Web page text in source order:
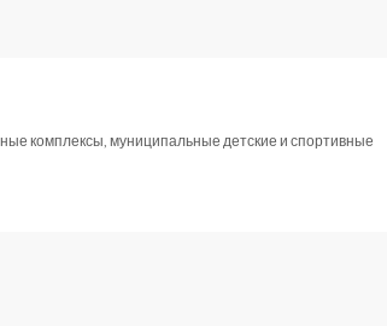
комплексы, муниципальные детские и спортивные